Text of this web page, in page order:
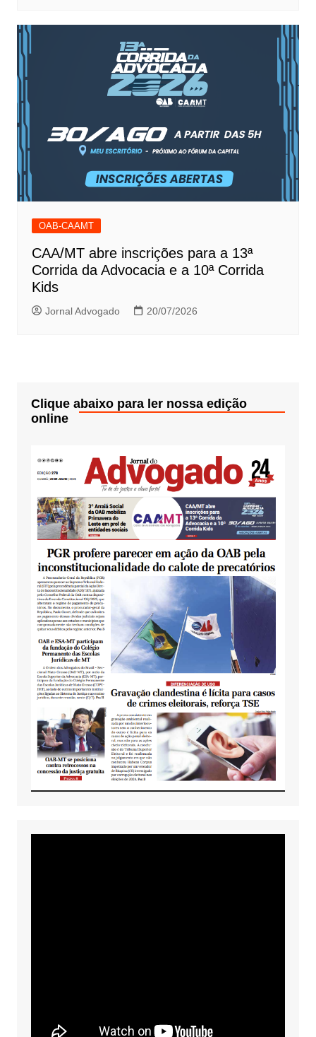
OAB-CAAMT
CAA/MT abre inscrições para a 13ª
Corrida da Advocacia e a 10ª Corrida
Kids
Jornal Advogado 20/07/2026
Clique abaixo para ler nossa edição
online